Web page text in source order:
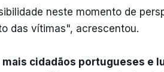
neste momento de
das vítimas", acrescentou.
mais cidadãos portugueses e